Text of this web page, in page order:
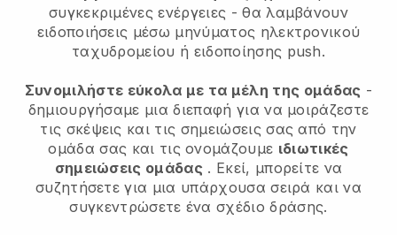
συγκεκριμένες ενέργειες - θα λαμβάνουν
ειδοποιήσεις μέσω μηνύματος ηλεκτρονικού
ταχυδρομείου ή ειδοποίησης push.
Συνομιλήστε εύκολα με τα μέλη της ομάδας -
δημιουργήσαμε μια διεπαφή για να μοιράζεστε
τις σκέψεις και τις σημειώσεις σας από την
ομάδα σας και τις ονομάζουμε ιδιωτικές
σημειώσεις ομάδας . Εκεί, μπορείτε να
συζητήσετε για μια υπάρχουσα σειρά και να
συγκεντρώσετε ένα σχέδιο δράσης.